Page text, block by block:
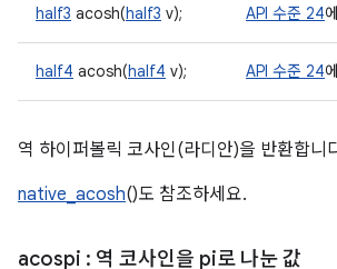
half3 acosh(half3 v); API 수준 24
half4 acosh(half4 v); API 수준 24
역 하이퍼볼릭 코사인(라디안)을 반환합니
native_acosh()도 참조하세요.
acospi : 역 코사인을 pi로 나눈 값